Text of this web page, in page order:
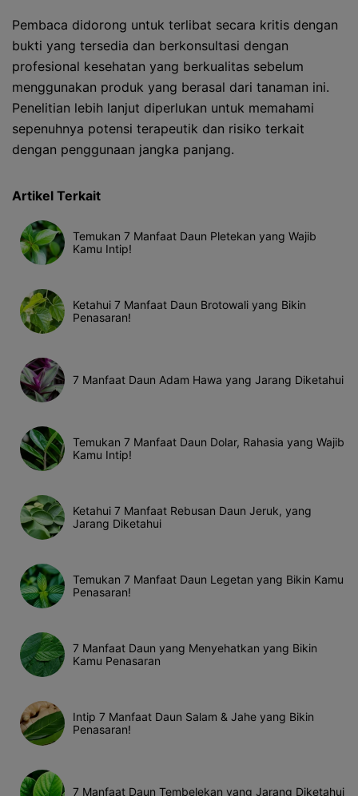
Pembaca didorong untuk terlibat secara kritis dengan
bukti yang tersedia dan berkonsultasi dengan
profesional kesehatan yang berkualitas sebelum
menggunakan produk yang berasal dari tanaman ini.
Penelitian lebih lanjut diperlukan untuk memahami
sepenuhnya potensi terapeutik dan risiko terkait
dengan penggunaan jangka panjang.
Artikel Terkait
Temukan 7 Manfaat Daun Pletekan yang Wajib
Kamu Intip!
Ketahui 7 Manfaat Daun Brotowali yang Bikin
Penasaran!
7 Manfaat Daun Adam Hawa yang Jarang Diketahui
Temukan 7 Manfaat Daun Dolar, Rahasia yang Wajib
Kamu Intip!
Ketahui 7 Manfaat Rebusan Daun Jeruk, yang
Jarang Diketahui
Temukan 7 Manfaat Daun Legetan yang Bikin Kamu
Penasaran!
7 Manfaat Daun yang Menyehatkan yang Bikin
Kamu Penasaran
Intip 7 Manfaat Daun Salam & Jahe yang Bikin
Penasaran!
7 Manfaat Daun Tembelekan yang Jarang Diketahui